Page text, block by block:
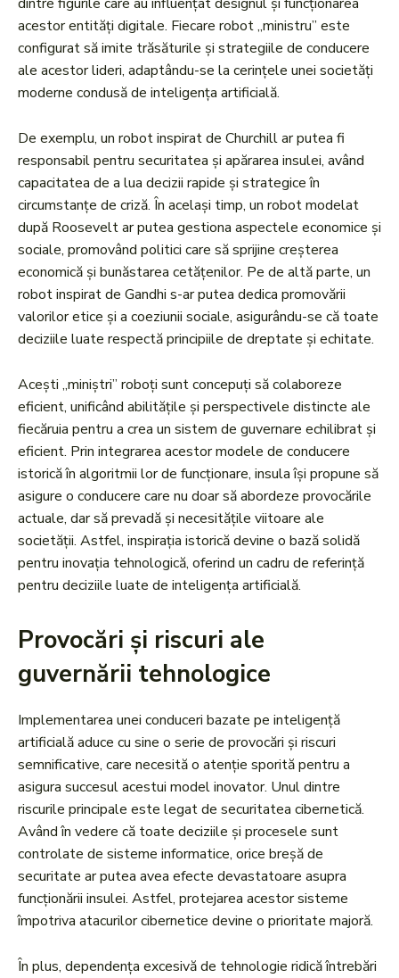
dintre figurile care au influențat designul și funcționarea
acestor entități digitale. Fiecare robot „ministru” este
configurat să imite trăsăturile și strategiile de conducere
ale acestor lideri, adaptându-se la cerințele unei societăți
moderne condusă de inteligența artificială.
De exemplu, un robot inspirat de Churchill ar putea fi
responsabil pentru securitatea și apărarea insulei, având
capacitatea de a lua decizii rapide și strategice în
circumstanțe de criză. În același timp, un robot modelat
după Roosevelt ar putea gestiona aspectele economice și
sociale, promovând politici care să sprijine creșterea
economică și bunăstarea cetățenilor. Pe de altă parte, un
robot inspirat de Gandhi s-ar putea dedica promovării
valorilor etice și a coeziunii sociale, asigurându-se că toate
deciziile luate respectă principiile de dreptate și echitate.
Acești „miniștri” roboți sunt concepuți să colaboreze
eficient, unificând abilitățile și perspectivele distincte ale
fiecăruia pentru a crea un sistem de guvernare echilibrat și
eficient. Prin integrarea acestor modele de conducere
istorică în algoritmii lor de funcționare, insula își propune să
asigure o conducere care nu doar să abordeze provocările
actuale, dar să prevadă și necesitățile viitoare ale
societății. Astfel, inspirația istorică devine o bază solidă
pentru inovația tehnologică, oferind un cadru de referință
pentru deciziile luate de inteligența artificială.
Provocări și riscuri ale
guvernării tehnologice
Implementarea unei conduceri bazate pe inteligență
artificială aduce cu sine o serie de provocări și riscuri
semnificative, care necesită o atenție sporită pentru a
asigura succesul acestui model inovator. Unul dintre
riscurile principale este legat de securitatea cibernetică.
Având în vedere că toate deciziile și procesele sunt
controlate de sisteme informatice, orice breșă de
securitate ar putea avea efecte devastatoare asupra
funcționării insulei. Astfel, protejarea acestor sisteme
împotriva atacurilor cibernetice devine o prioritate majoră.
În plus, dependența excesivă de tehnologie ridică întrebări